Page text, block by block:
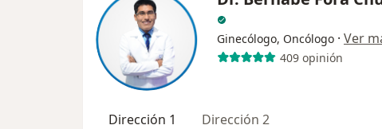
Ginecólogo, Oncólogo · Ver
409 opinión
Dirección 1 Dirección 2